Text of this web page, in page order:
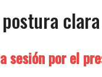
sesión por el